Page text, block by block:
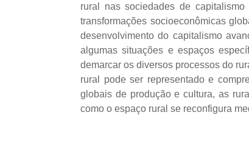
rural nas sociedades de
transformações socioeconômicas
desenvolvimento do capitalismo
algumas situações e espaços
demarcar os diversos processos do
rural pode ser representado e
globais de produção e cultura, as
como o espaço rural se reconfigura